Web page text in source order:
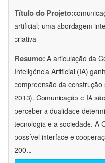
Título do Projeto:
artificial: uma abordagem
criativa
Resumo: A articulação da
Inteligência Artificial (IA)
compreensão da
2013). Comunicação e IA
perceber a dualidade
tecnologia e a sociedade. A
possível interface e
200...